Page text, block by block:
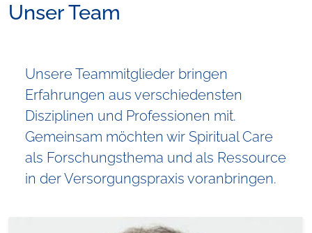
Unser Team
Unsere Teammitglieder bringen
Erfahrungen aus verschiedensten
Disziplinen und Professionen mit.
Gemeinsam möchten wir Spiritual Care
als Forschungsthema und als Ressource
in der Versorgungspraxis voranbringen.